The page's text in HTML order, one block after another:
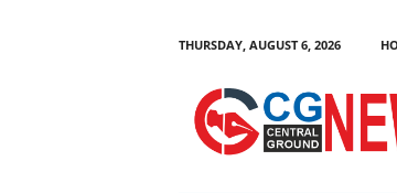
THURSDAY, AUGUST 6, 2026